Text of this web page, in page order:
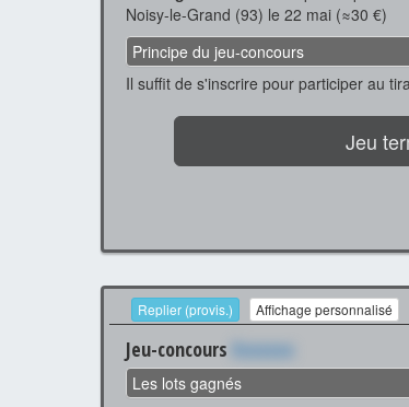
Noisy-le-Grand (93) le 22 mai (≈30 €)
Principe du jeu-concours
Il suffit de s'inscrire pour participer au
Jeu
Replier (provis.) Affichage personnalisé
Jeu-concours Xxxxxxx
Les lots gagnés